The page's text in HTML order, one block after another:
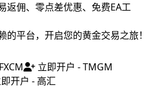
返佣、零点差优惠、免费EA工
平台，开启您的黄金交易之旅！
立即开户 - TMGM
开户 - 高汇